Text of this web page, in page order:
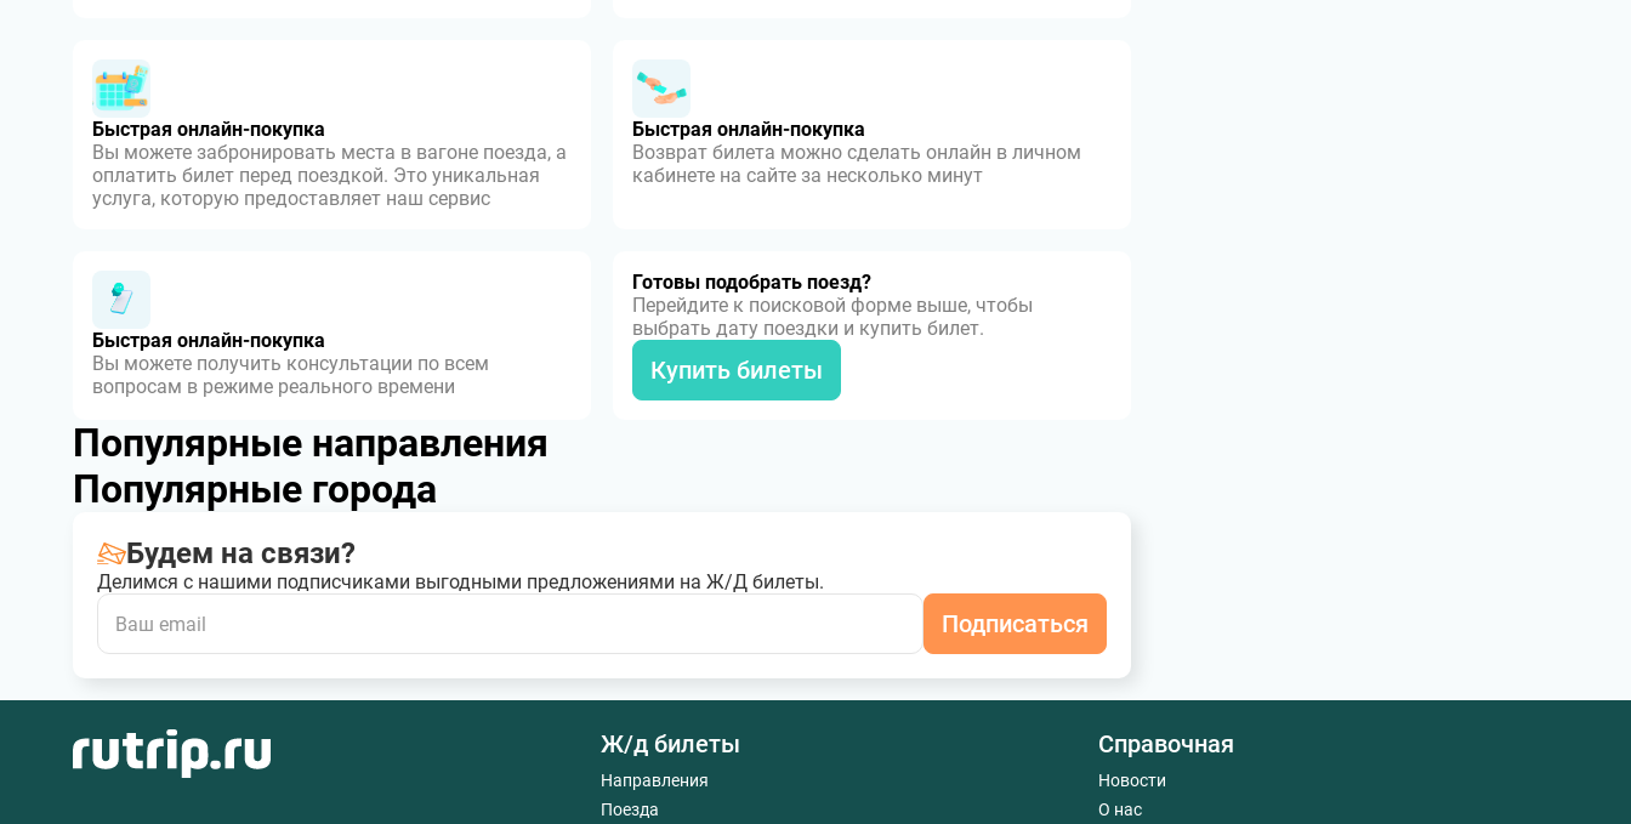
Быстрая онлайн-покупка
Вы можете забронировать места в вагоне поезда, а
оплатить билет перед поездкой. Это уникальная
услуга, которую предоставляет наш сервис
Быстрая онлайн-покупка
Возврат билета можно сделать онлайн в личном
кабинете на сайте за несколько минут
Быстрая онлайн-покупка
Вы можете получить консультации по всем
вопросам в режиме реального времени
Готовы подобрать поезд?
Перейдите к поисковой форме выше, чтобы
выбрать дату поездки и купить билет.
Купить билеты
Популярные направления
Популярные города
Будем на связи?
Делимся с нашими подписчиками выгодными предложениями на Ж/Д билеты.
Подписаться
Ж/д билеты
Направления
Поезда
Справочная
Новости
О нас